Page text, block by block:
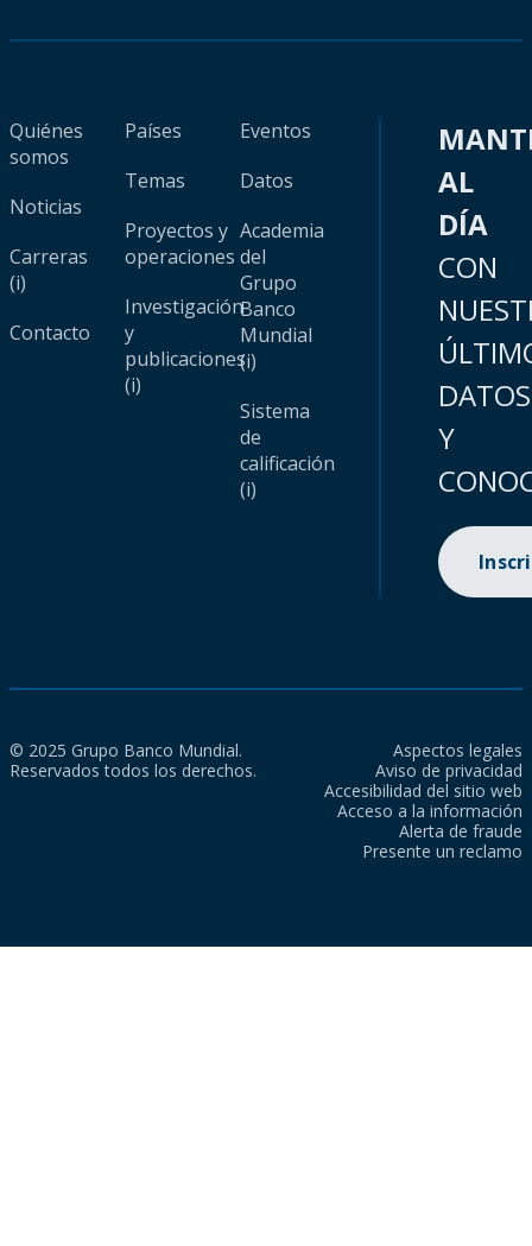
Quiénes
somos
Noticias
Carreras
(i)
Contacto
Países
Temas
Proyectos y
operaciones
Investigación
y
publicaciones
(i)
Eventos
Datos
Academia
del
Grupo
Banco
Mundial
(i)
Sistema
de
calificación
(i)
AL
DÍA
CON
DATOS
Y
© 2025 Grupo Banco Mundial.
Reservados todos los derechos.
Aspectos legales
Aviso de privacidad
Accesibilidad del sitio web
Acceso a la información
Alerta de fraude
Presente un reclamo